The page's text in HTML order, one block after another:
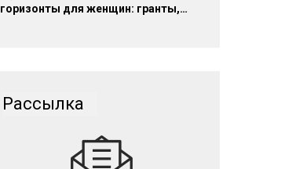
горизонты для женщин: гранты,…
Рассылка